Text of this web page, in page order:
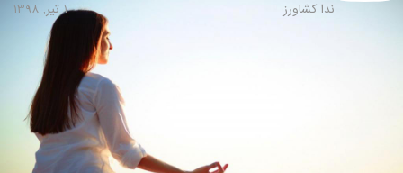
ندا کشاورز 1 تیر, 1398